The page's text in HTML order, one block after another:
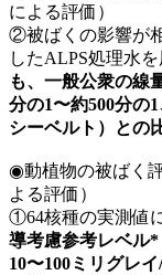
による評価）
②被ばくの影響が
したALPS処理水
も、一般公衆の線
分の1〜約500分の
シーベルト）との
◉動植物の被ばく
よる評価）
①64核種の実測値
導考慮参考レベル
10〜100ミリグレ